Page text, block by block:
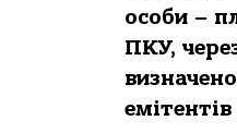
особи –
ПКУ,